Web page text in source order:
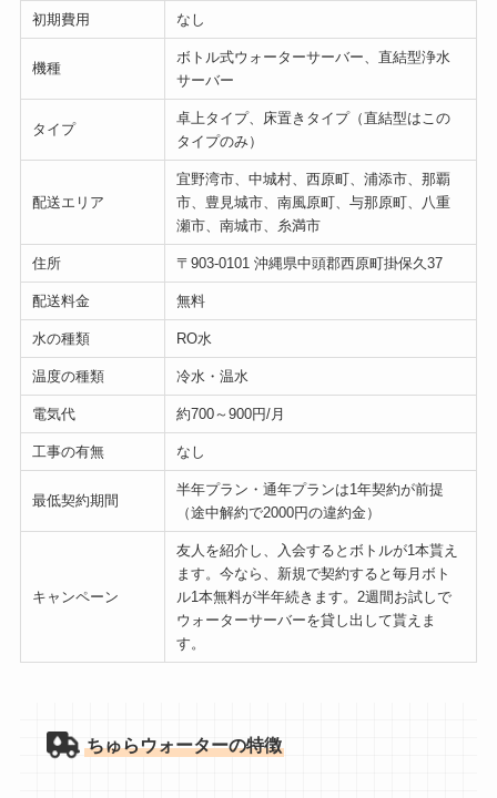
初期費用 なし
機種
ボトル式ウォーターサーバー、直結型浄水
サーバー
タイプ
卓上タイプ、床置きタイプ（直結型はこの
タイプのみ）
配送エリア
宜野湾市、中城村、西原町、浦添市、那覇
市、豊見城市、南風原町、与那原町、八重
瀬市、南城市、糸満市
住所 〒903-0101 沖縄県中頭郡西原町掛保久37
配送料金 無料
水の種類 RO水
温度の種類 冷水・温水
電気代 約700～900円/月
工事の有無 なし
最低契約期間
半年プラン・通年プランは1年契約が前提
（途中解約で2000円の違約金）
キャンペーン
友人を紹介し、入会するとボトルが1本貰え
ます。今なら、新規で契約すると毎月ボト
ル1本無料が半年続きます。2週間お試しで
ウォーターサーバーを貸し出して貰えま
す。
ちゅらウォーターの特徴